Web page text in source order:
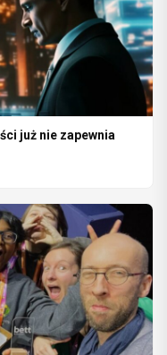
już nie zapewnia